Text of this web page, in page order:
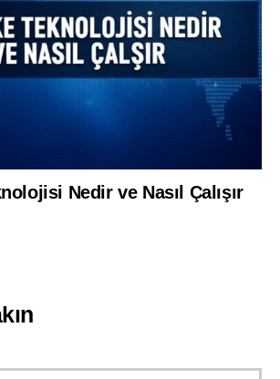
Nedir ve Nasıl Çalışır